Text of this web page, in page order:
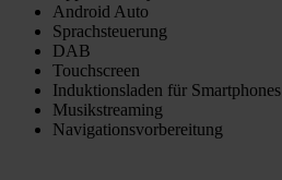
Android Auto
Sprachsteuerung
DAB
Touchscreen
Induktionsladen für Smartphones
Musikstreaming
Navigationsvorbereitung